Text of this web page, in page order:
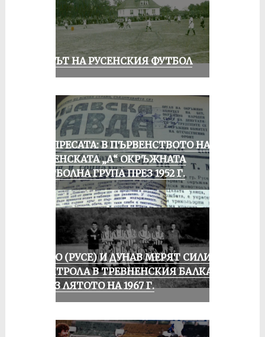
ВЕКЪТ НА РУСЕНСКИЯ ФУТБОЛ
ОТ ПРЕСАТА: В ПЪРВЕНСТВОТО НА
РУСЕНСКАТА „А“ ОКРЪЖНАТА
ФУТБОЛНА ГРУПА ПРЕЗ 1952 Г.
ЛОКО (РУСЕ) И ДУНАВ МЕРЯТ СИЛИ В
КОНТРОЛА В ТРЕВНЕНСКИЯ БАЛКАН
ПРЕЗ ЛЯТОТО НА 1967 Г.